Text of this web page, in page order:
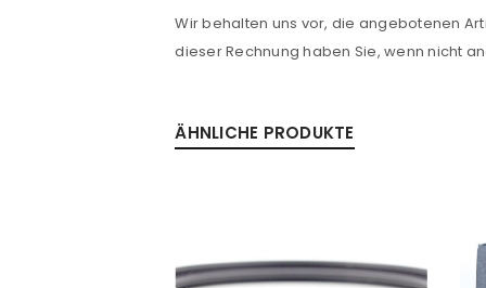
Wir behalten uns vor, die angebotenen
dieser Rechnung haben Sie, wenn nicht
ÄHNLICHE PRODUKTE